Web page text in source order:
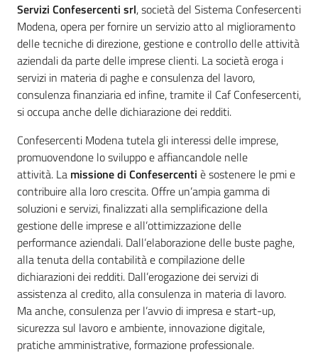
Progetti
e
attività
Menu selezionato
Servizi
Comunicazione
e
partecipazione
Seguici
su
Servizi Confesercenti srl, società del Sistema Confesercenti
Modena, opera per fornire un servizio atto al miglioramento
delle tecniche di direzione, gestione e controllo delle attività
aziendali da parte delle imprese clienti. La società eroga i
servizi in materia di paghe e consulenza del lavoro,
consulenza finanziaria ed infine, tramite il Caf Confesercenti,
si occupa anche delle dichiarazione dei redditi.
Confesercenti Modena tutela gli interessi delle imprese,
promuovendone lo sviluppo e affiancandole nelle
attività. La missione di Confesercenti è sostenere le pmi e
contribuire alla loro crescita. Offre un’ampia gamma di
soluzioni e servizi, finalizzati alla semplificazione della
gestione delle imprese e all’ottimizzazione delle
performance aziendali. Dall’elaborazione delle buste paghe,
alla tenuta della contabilità e compilazione delle
dichiarazioni dei redditi. Dall’erogazione dei servizi di
assistenza al credito, alla consulenza in materia di lavoro.
Ma anche, consulenza per l’avvio di impresa e start-up,
sicurezza sul lavoro e ambiente, innovazione digitale,
pratiche amministrative, formazione professionale.